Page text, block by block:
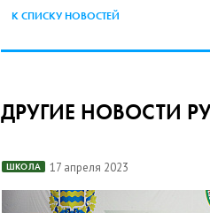
К СПИСКУ НОВОСТЕЙ
ДРУГИЕ НОВОСТИ
ШКОЛА 17 апреля 2023